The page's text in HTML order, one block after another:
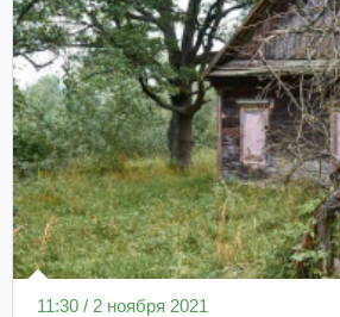
11:30 / 2 ноября 2021